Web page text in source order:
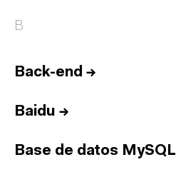
B
Back-end →
Baidu →
Base de datos MySQL